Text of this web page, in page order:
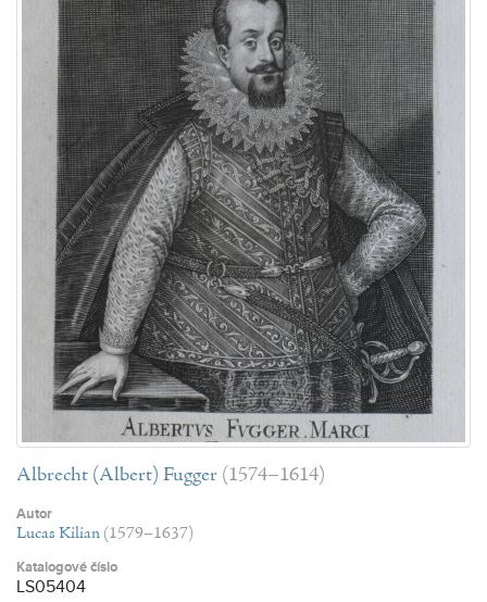
Albrecht (Albert) Fugger (1574–1614)
Autor
Lucas Kilian (1579–1637)
Katalogové číslo
LS05404